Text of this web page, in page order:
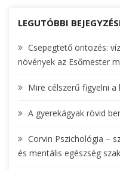
c
f
o
:
LEGUTÓBBI
Csepegtető öntözés:
növények az Esőmester
Mire célszerű figyelni
A gyerekágyak rövid
Corvin Pszichológia –
és mentális egészség